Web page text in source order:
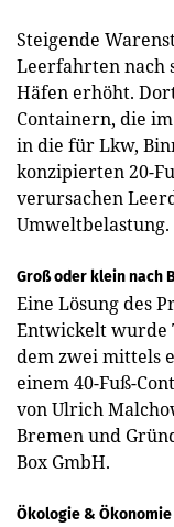
Steigende
Leerfahrten nach
Häfen erhöht.
Containern, die
in die für Lkw,
konzipierten 20-
verursachen
Umweltbelastung.
Groß oder klein nach
Eine Lösung des
Entwickelt wurde
dem zwei mittels
einem 40-Fuß-
von Ulrich
Bremen und
Box GmbH.
Ökologie & Ökonomie